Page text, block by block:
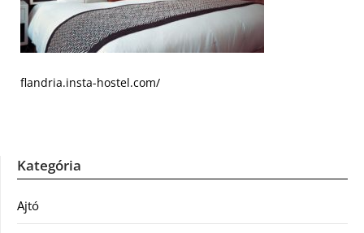
flandria.insta-hostel.com/
Kategória
Ajtó